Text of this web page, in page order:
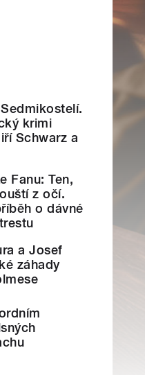
krimi
Schwarz a
Fanu: Ten,
z očí.
o dávné
a Josef
záhady